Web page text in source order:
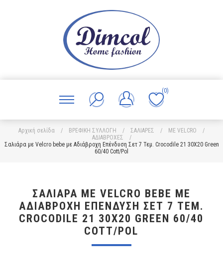
(0)
Αρχική σελίδα / ΒΡΕΦΙΚΗ ΣΥΛΛΟΓΗ / ΣΑΛΙΑΡΕΣ / ΜΕ VELCRO
/
ΑΔΙΑΒΡΟΧΕΣ
/
Σαλιάρα με Velcro bebe με Αδιάβροχη Επένδυση Σετ 7 Τεμ. Crocodile 21 30X20 Green
60/40 Cott/Pol
ΣΑΛΙΆΡΑ ΜΕ VELCRO BEBE ΜΕ
ΑΔΙΆΒΡΟΧΗ ΕΠΈΝΔΥΣΗ ΣΕΤ 7 ΤΕΜ.
CROCODILE 21 30X20 GREEN 60/40
COTT/POL